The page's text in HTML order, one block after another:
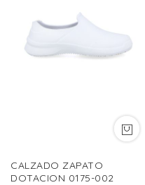
CALZADO ZAPATO
DOTACION 0175-002